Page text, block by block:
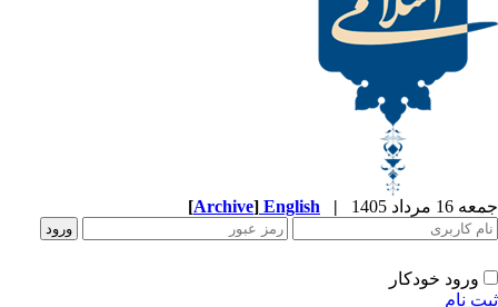
|
English
[ Archive